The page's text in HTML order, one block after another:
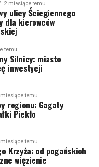
2 miesiące temu
ulicy Ściegiennego
dla kierowców
temu
Silnicy: miasto
inwestycji
miesiące temu
regionu: Gagaty
Piekło
miesiące temu
Krzyża: od pogańskich
więzienie